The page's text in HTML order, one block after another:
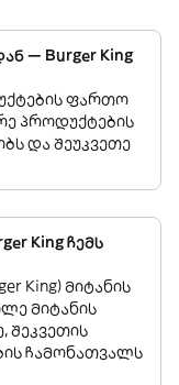
— Burger King
ფართო
პროდუქტების
და შეუკვეთე
King ჩემს
King) მიტანის
მიტანის
შეკვეთის
ჩამონათვალს